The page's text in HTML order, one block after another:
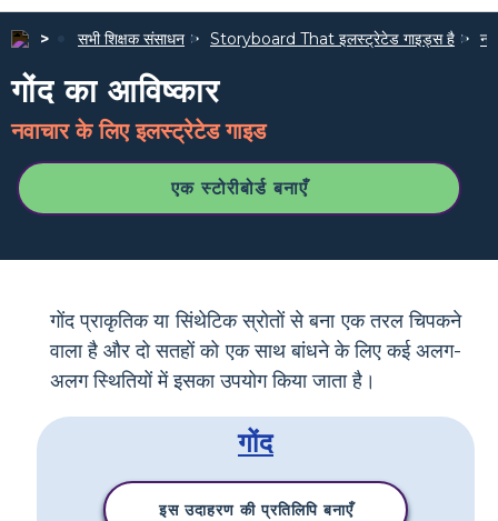
सभी शिक्षक संसाधन Storyboard That इलस्ट्रेटेड गाइड्स है
गोंद का आविष्कार
नवाचार के लिए इलस्ट्रेटेड गाइड
एक स्टोरीबोर्ड बनाएँ
गोंद प्राकृतिक या सिंथेटिक स्रोतों से बना एक तरल चिपकने
वाला है और दो सतहों को एक साथ बांधने के लिए कई अलग-
अलग स्थितियों में इसका उपयोग किया जाता है।
गोंद
इस उदाहरण की प्रतिलिपि बनाएँ